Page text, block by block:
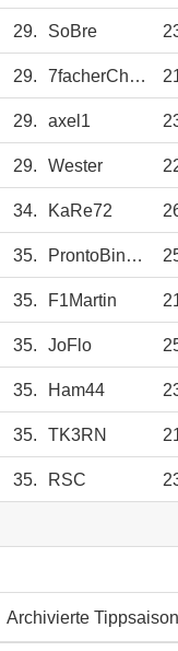
29. SoBre
29. 7facherChampion
29. axel1
29. Wester
34. KaRe72
35. ProntoBinotto
35. F1Martin
35. JoFlo
35. Ham44
35. TK3RN
35. RSC
Archivierte